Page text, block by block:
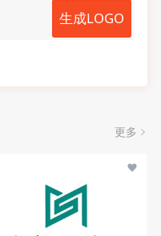
生成LOGO
更多